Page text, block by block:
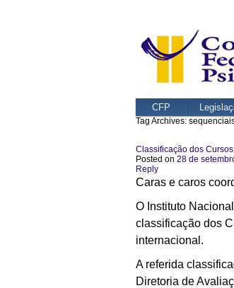
CFP
Tag Archives:
Classificação dos
Posted on 28 de
Reply
Caras e caros
O Instituto
classificação dos
internacional.
A referida
Diretoria de